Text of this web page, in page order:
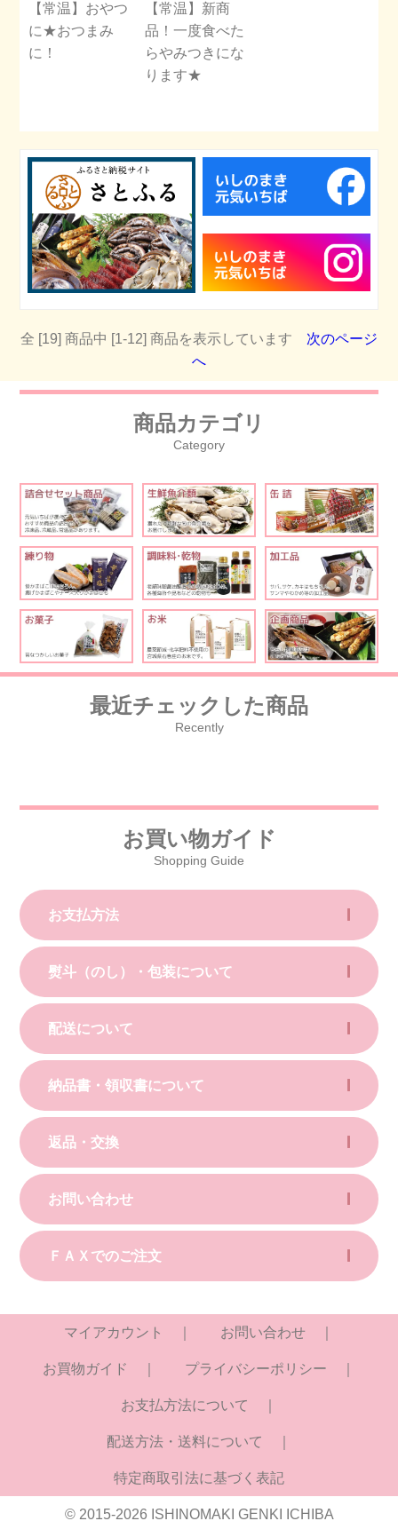
【常温】おやつ
に★おつまみ
に！
【常温】新商
品！一度食べた
らやみつきにな
ります★
全 [19] 商品中 [1-12] 商品を表示しています 次のページ
へ
商品カテゴリ
Category
最近チェックした商品
Recently
お買い物ガイド
Shopping Guide
お支払方法
熨斗（のし）・包装について
配送について
納品書・領収書について
返品・交換
お問い合わせ
ＦＡＸでのご注文
マイアカウント お問い合わせ
お買物ガイド プライバシーポリシー
お支払方法について
配送方法・送料について
特定商取引法に基づく表記
© 2015-2026 ISHINOMAKI GENKI ICHIBA